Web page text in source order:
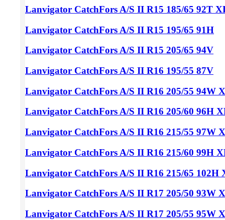
Lanvigator CatchFors A/S II R15 185/65 92T
Lanvigator CatchFors A/S II R15 195/65 91H
Lanvigator CatchFors A/S II R15 205/65 94V
Lanvigator CatchFors A/S II R16 195/55 87V
Lanvigator CatchFors A/S II R16 205/55 94W
Lanvigator CatchFors A/S II R16 205/60 96H
Lanvigator CatchFors A/S II R16 215/55 97W
Lanvigator CatchFors A/S II R16 215/60 99H
Lanvigator CatchFors A/S II R16 215/65 102H
Lanvigator CatchFors A/S II R17 205/50 93W
Lanvigator CatchFors A/S II R17 205/55 95W